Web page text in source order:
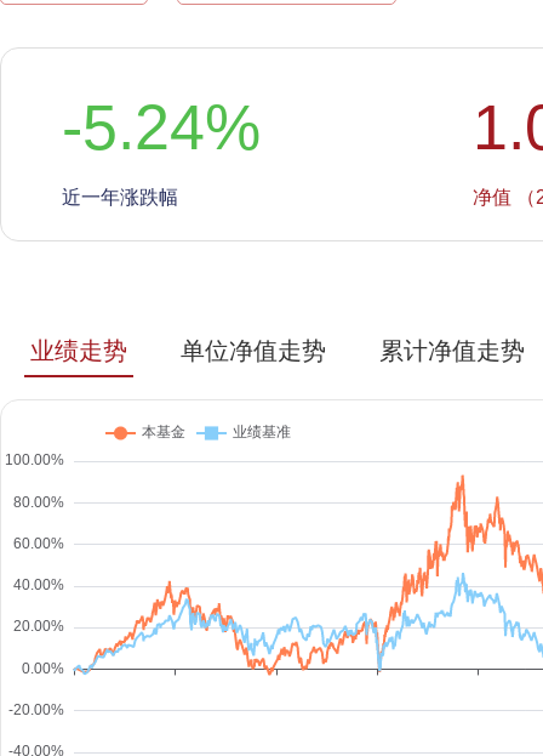
-5.24%
近一年涨跌幅 净值 （
业绩走势 单位净值走势 累计净值走势